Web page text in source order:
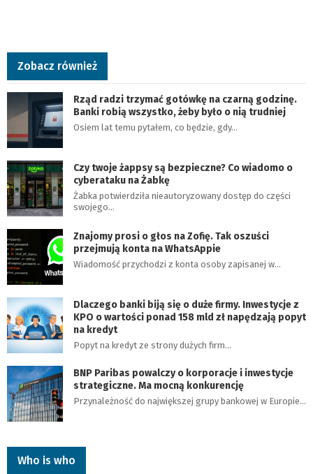
Zobacz również
Rząd radzi trzymać gotówkę na czarną godzinę.
Banki robią wszystko, żeby było o nią trudniej
Osiem lat temu pytałem, co będzie, gdy…
Czy twoje żappsy są bezpieczne? Co wiadomo o
cyberataku na Żabkę
Żabka potwierdziła nieautoryzowany dostęp do części
swojego…
Znajomy prosi o głos na Zofię. Tak oszuści
przejmują konta na WhatsAppie
Wiadomość przychodzi z konta osoby zapisanej w…
Dlaczego banki biją się o duże firmy. Inwestycje z
KPO o wartości ponad 158 mld zł napędzają popyt
na kredyt
Popyt na kredyt ze strony dużych firm…
BNP Paribas powalczy o korporacje i inwestycje
strategiczne. Ma mocną konkurencję
Przynależność do największej grupy bankowej w Europie…
Who is who